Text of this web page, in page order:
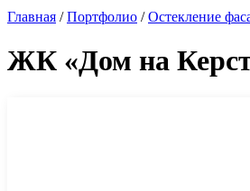
Главная /Портфолио /Остекление
ЖК «Дом на